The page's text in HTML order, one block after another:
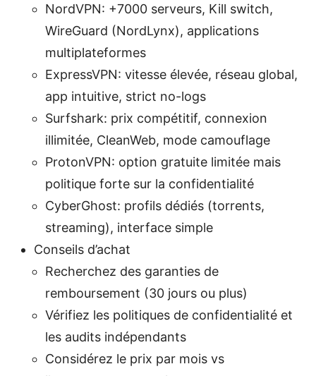
NordVPN: +7000 serveurs, Kill switch,
WireGuard (NordLynx), applications
multiplateformes
ExpressVPN: vitesse élevée, réseau global,
app intuitive, strict no-logs
Surfshark: prix compétitif, connexion
illimitée, CleanWeb, mode camouflage
ProtonVPN: option gratuite limitée mais
politique forte sur la confidentialité
CyberGhost: profils dédiés (torrents,
streaming), interface simple
Conseils d’achat
Recherchez des garanties de
remboursement (30 jours ou plus)
Vérifiez les politiques de confidentialité et
les audits indépendants
Considérez le prix par mois vs